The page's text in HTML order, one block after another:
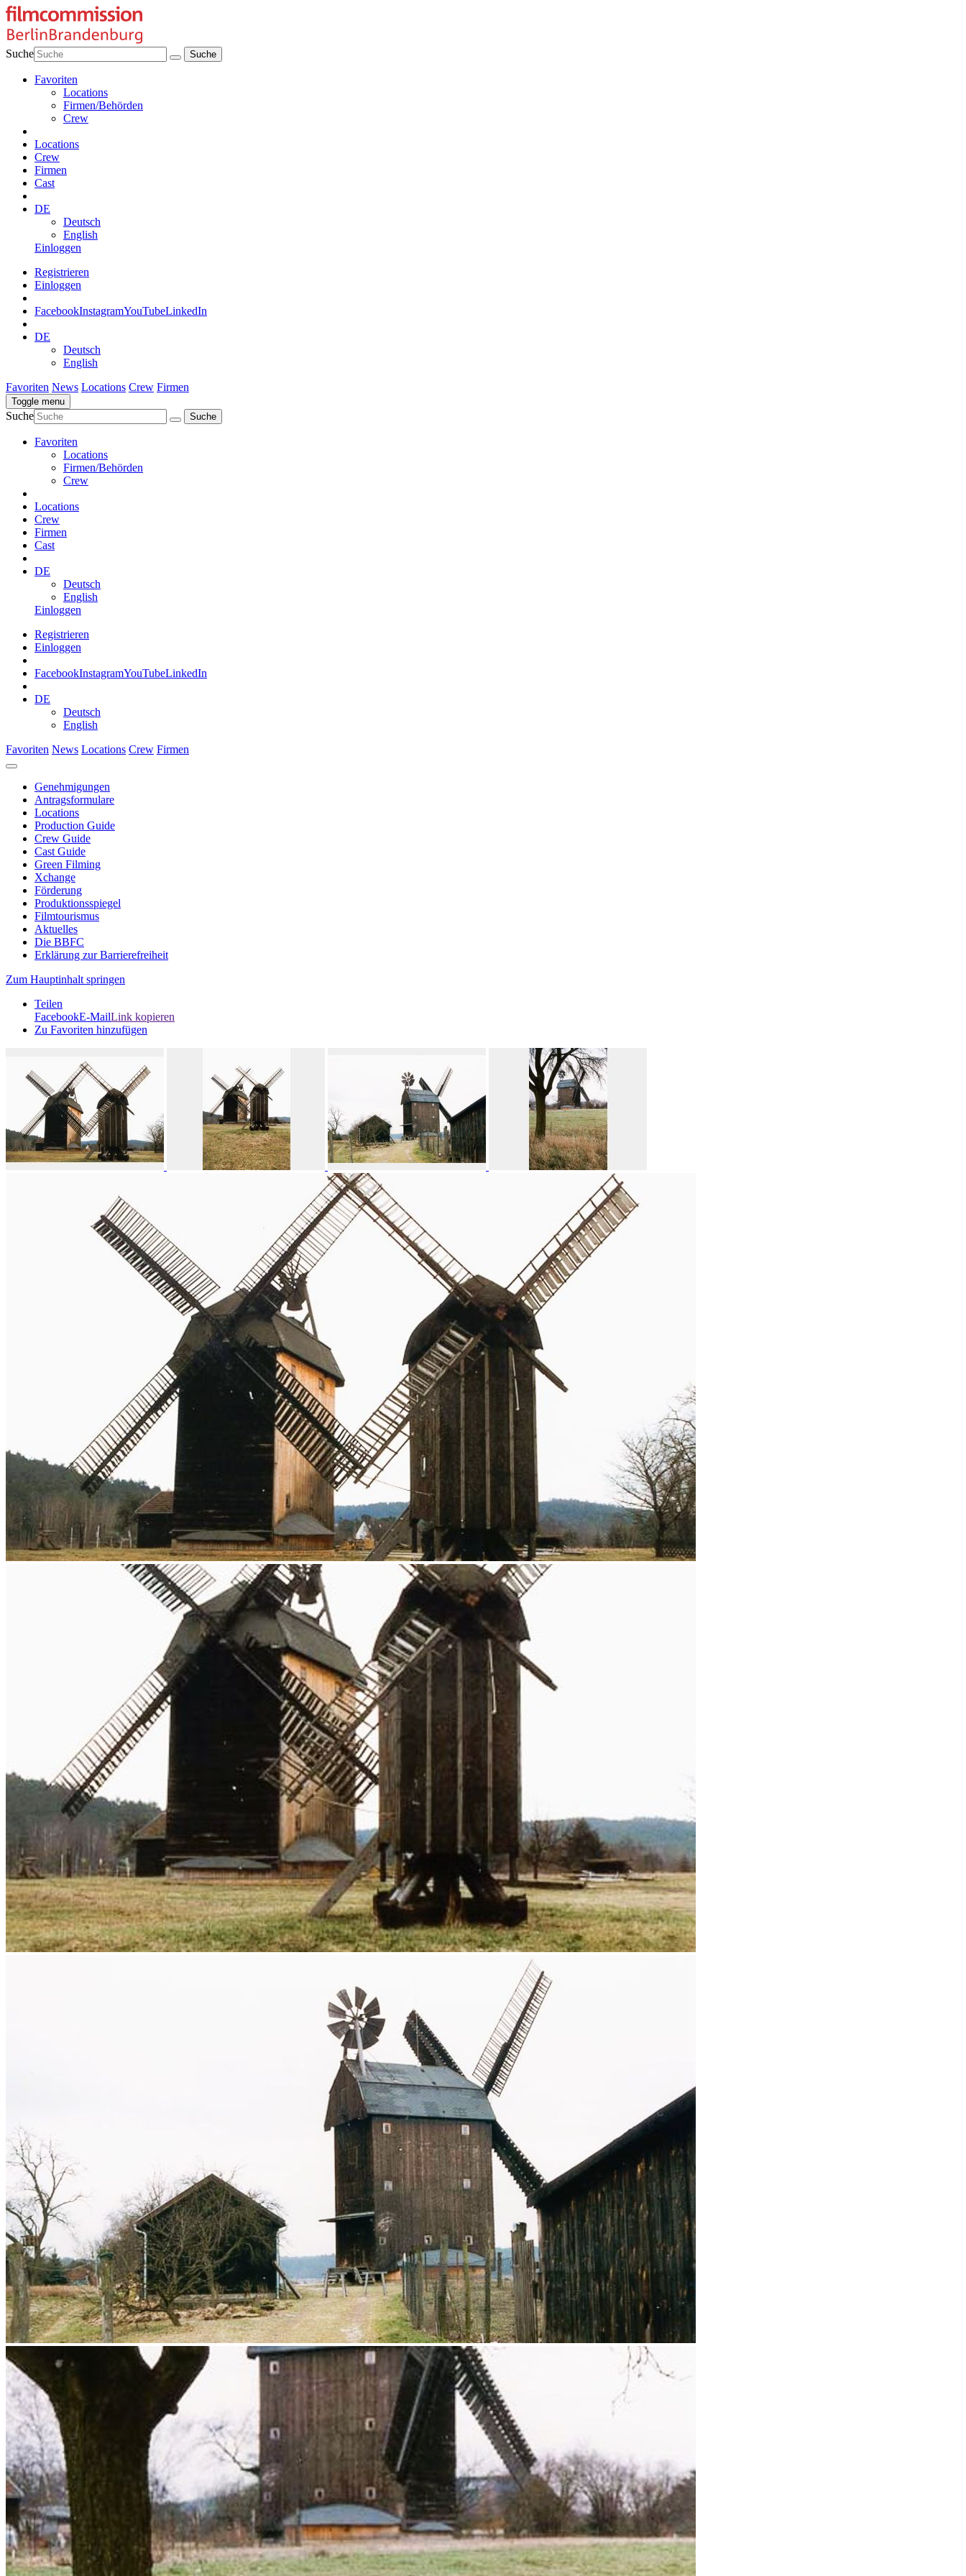
Suche
Favoriten
Locations
Firmen/Behörden
Crew
Locations
Crew
Firmen
Cast
DE
Deutsch
English
Einloggen
Registrieren
Einloggen
FacebookInstagramYouTubeLinkedIn
DE
Deutsch
English
Favoriten News Locations Crew Firmen
Toggle menu
Suche
Favoriten
Locations
Firmen/Behörden
Crew
Locations
Crew
Firmen
Cast
DE
Deutsch
English
Einloggen
Registrieren
Einloggen
FacebookInstagramYouTubeLinkedIn
DE
Deutsch
English
Favoriten News Locations Crew Firmen
Genehmigungen
Antragsformulare
Locations
Production Guide
Crew Guide
Cast Guide
Green Filming
Xchange
Förderung
Produktionsspiegel
Filmtourismus
Aktuelles
Die BBFC
Erklärung zur Barrierefreiheit
Zum Hauptinhalt springen
Teilen
FacebookE-MailLink kopieren
Zu Favoriten hinzufügen